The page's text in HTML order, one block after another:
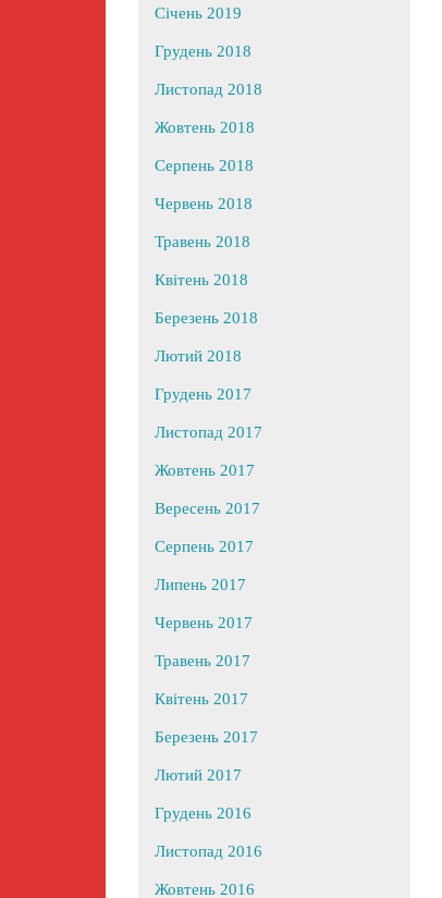
Січень 2019
Грудень 2018
Листопад 2018
Жовтень 2018
Серпень 2018
Червень 2018
Травень 2018
Квітень 2018
Березень 2018
Лютий 2018
Грудень 2017
Листопад 2017
Жовтень 2017
Вересень 2017
Серпень 2017
Липень 2017
Червень 2017
Травень 2017
Квітень 2017
Березень 2017
Лютий 2017
Грудень 2016
Листопад 2016
Жовтень 2016